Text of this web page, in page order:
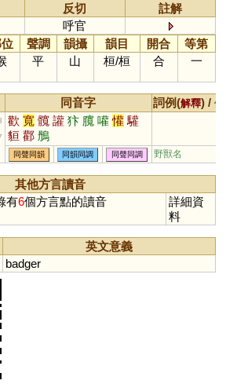
反切
註解
呼官
聲調 韻攝 韻目 開合
等第
平 山 桓/桓 合 一
同音字 詞例(解釋) /
歡 寬 髖 讙 犿 臗 嚾 懽 驩
貆 酄 鴅
同聲同韻 同韻同調 同聲同調 野獸名
其他方言讀音
有6個方言點的讀音
詳細資
料
英文意義
badger